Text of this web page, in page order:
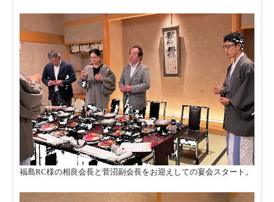
福島RC様の相良会長と菅沼副会長をお迎えしての宴会スタート。